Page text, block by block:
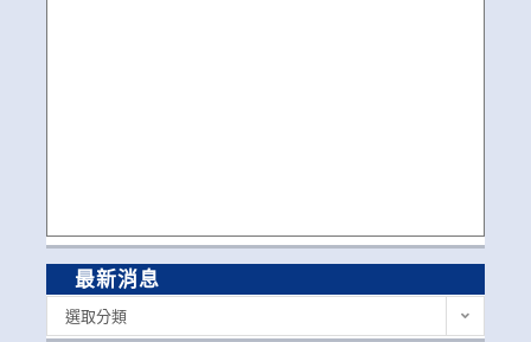
最新消息
選取分類